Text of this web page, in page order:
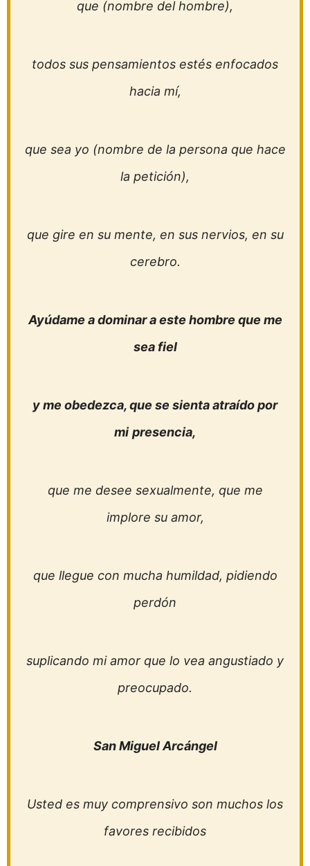
que (nombre del hombre),
todos sus pensamientos estés enfocados
hacia mí,
que sea yo (nombre de la persona que hace
la petición),
que gire en su mente, en sus nervios, en su
cerebro.
Ayúdame a dominar a este hombre que me
sea fiel
y me obedezca, que se sienta atraído por
mi presencia,
que me desee sexualmente, que me
implore su amor,
que llegue con mucha humildad, pidiendo
perdón
suplicando mi amor que lo vea angustiado y
preocupado.
San Miguel Arcángel
Usted es muy comprensivo son muchos los
favores recibidos